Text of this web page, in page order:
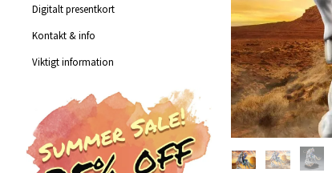
Digitalt presentkort
Kontakt & info
Viktigt information